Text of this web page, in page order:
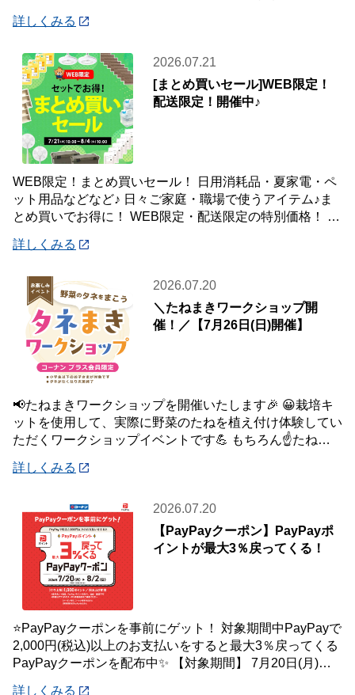
詳しくみる
2026.07.21
[まとめ買いセール]WEB限定！
配送限定！開催中♪
WEB限定！まとめ買いセール！ 日用消耗品・夏家電・ペ
ット用品などなど♪ 日々ご家庭・職場で使うアイテム♪ま
とめ買いでお得に！ WEB限定・配送限定の特別価格！ た
詳しくみる
2026.07.20
＼たねまきワークショップ開
催！／【7月26日(日)開催】
📢たねまきワークショップを開催いたします🎉 😀栽培キ
ットを使用して、実際に野菜のたねを植え付け体験してい
ただくワークショップイベントです💪 もちろん☝️たねを
詳しくみる
2026.07.20
【PayPayクーポン】PayPayポ
イントが最大3％戻ってくる！
⭐PayPayクーポンを事前にゲット！ 対象期間中PayPayで
2,000円(税込)以上のお支払いをすると最大3％戻ってくる
PayPayクーポンを配布中✨ 【対象期間】 7月20日(月)～8
詳しくみる